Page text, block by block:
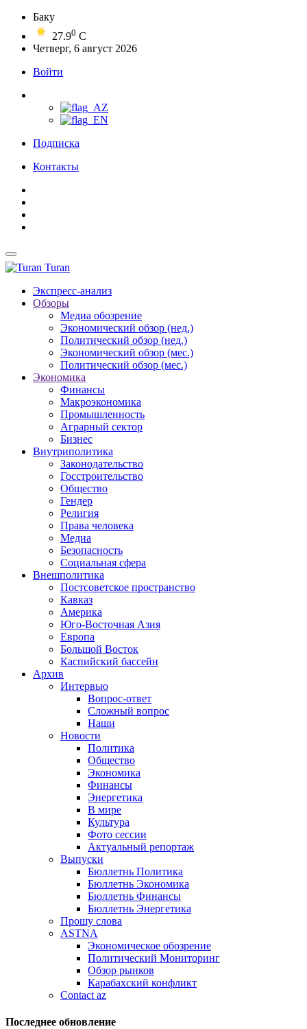
Баку
27.90 C
Четверг, 6 август 2026
Войти
Подписка
Контакты
Turan
Экспресс-анализ
Обзоры
Медиа обозрение
Экономический обзор (нед.)
Политический обзор (нед.)
Экономический обзор (мес.)
Политический обзор (мес.)
Экономика
Финансы
Макроэкономика
Промышленность
Аграрный сектор
Бизнес
Внутриполитика
Законодательство
Госстроительство
Общество
Гендер
Религия
Права человека
Медиа
Безопасность
Социальная сфера
Внешполитика
Постсоветское пространство
Кавказ
Америка
Юго-Восточная Азия
Европа
Большой Восток
Каспийский бассейн
Архив
Интервью
Вопрос-ответ
Сложный вопрос
Наши
Новости
Политика
Общество
Экономика
Финансы
Энергетика
В мире
Культура
Фото сессии
Актуальный репортаж
Выпуски
Бюллетнь Политика
Бюллетнь Экономика
Бюллетнь Финансы
Бюллетнь Энергетика
Прошу слова
ASTNA
Экономическое обозрение
Политический Мониторинг
Обзор рынков
Карабахский конфликт
Contact az
Последнее обновление